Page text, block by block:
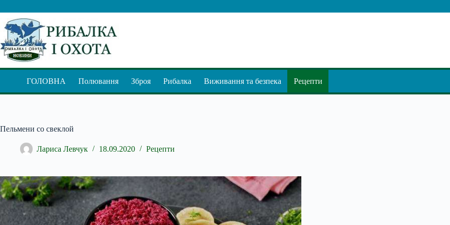
до
вмісту
ГОЛОВНА Полювання Зброя Рибалка Виживання та безпека Рецепти
Пельмени со свеклой
Лариса Левчук 18.09.2020 Рецепти